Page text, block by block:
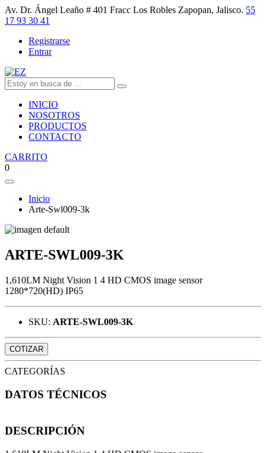
Av. Dr. Ángel Leaño # 401 Fracc Los Robles Zapopan, Jalisco. 55
17 93 30 41
Registrarse
Entrar
INICIO
NOSOTROS
PRODUCTOS
CONTACTO
CARRITO
0
Inicio
Arte-Swl009-3k
ARTE-SWL009-3K
1,610LM Night Vision 1 4 HD CMOS image sensor
1280*720(HD) IP65
SKU: ARTE-SWL009-3K
COTIZAR
CATEGORÍAS
DATOS TÉCNICOS
DESCRIPCIÓN